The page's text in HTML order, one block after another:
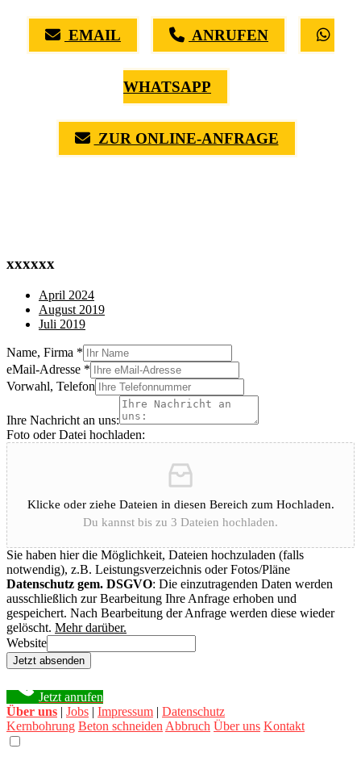
EMAIL ANRUFEN
WHATSAPP
ZUR ONLINE-ANFRAGE
xxxxxx
April 2024
August 2019
Juli 2019
Name, Firma *
eMail-Adresse *
Vorwahl, Telefon
Ihre Nachricht an uns:
Foto oder Datei hochladen:
Klicke oder ziehe Dateien in diesen Bereich zum Hochladen.
Du kannst bis zu 3 Dateien hochladen.
Sie haben hier die Möglichkeit, Dateien hochzuladen (falls
notwendig), z.B. Leistungsverzeichnis oder Fotos/Pläne
Datenschutz gem. DSGVO: Die einzutragenden Daten werden
ausschließlich zur Bearbeitung Ihre Anfrage erhoben und
gespeichert. Nach Bearbeitung der Anfrage werden diese wieder
gelöscht. Mehr darüber.
Website
Jetzt absenden
Jetzt anrufen
Über uns | Jobs | Impressum | Datenschutz
Kernbohrung Beton schneiden Abbruch Über uns Kontakt